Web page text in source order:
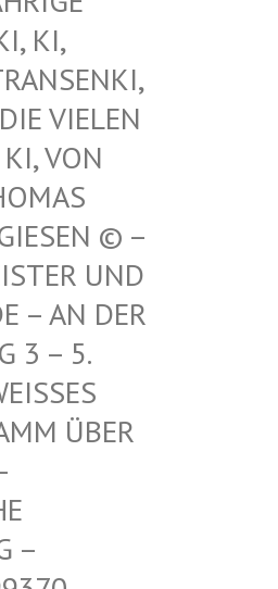
UND
ANDE
HERR
MICH
© – GROSS
ERZDR
WALLB
DER TÜ